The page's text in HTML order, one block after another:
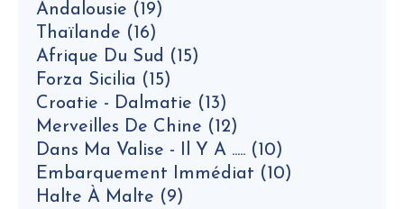
Andalousie (19)
Thaïlande (16)
Afrique Du Sud (15)
Forza Sicilia (15)
Croatie - Dalmatie (13)
Merveilles De Chine (12)
Dans Ma Valise - Il Y A ..... (10)
Embarquement Immédiat (10)
Halte À Malte (9)